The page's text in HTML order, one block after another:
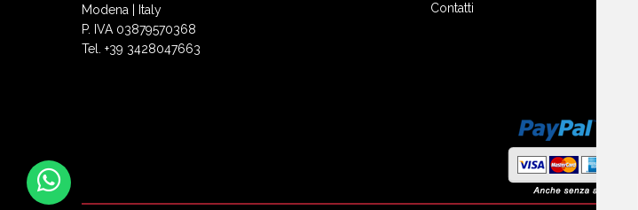
Modena | Italy
P. IVA 03879570368
Tel. +39 3428047663
Contatti